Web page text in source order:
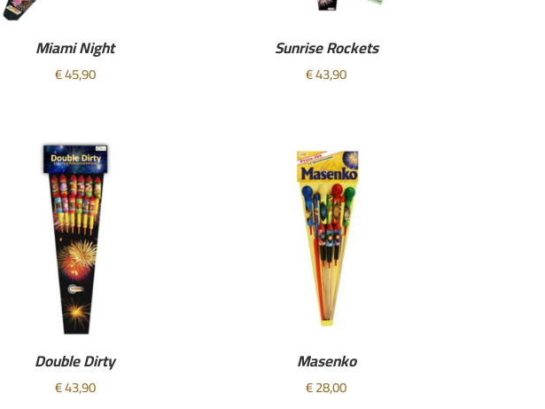
Miami Night
€45,90
Sunrise Rockets
€43,90
Double Dirty
€43,90
Masenko
€28,00